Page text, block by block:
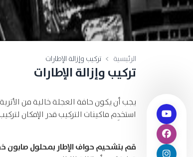
الرئيسية تركيب وإزالة الإطارات
تركيب وإزالة الإطارات
يجب أن يكون حافة العجلة خالية من
استخدِم ماكينات التركيب قدر الإمكان
قم بتشحيم حواف الإطار بمحلول صابون